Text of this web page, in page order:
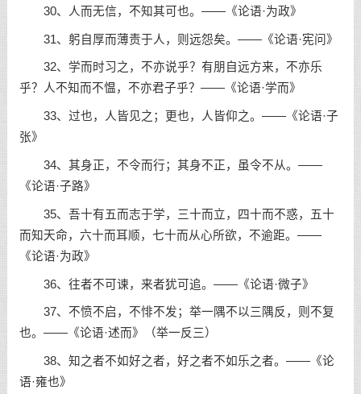
30、人而无信，不知其可也。——《论语·为政》
31、躬自厚而薄责于人，则远怨矣。——《论语·宪问》
32、学而时习之，不亦说乎？有朋自远方来，不亦乐
乎？人不知而不愠，不亦君子乎？——《论语·学而》
33、过也，人皆见之；更也，人皆仰之。——《论语·子
张》
34、其身正，不令而行；其身不正，虽令不从。——
《论语·子路》
35、吾十有五而志于学，三十而立，四十而不惑，五十
而知天命，六十而耳顺，七十而从心所欲，不逾距。——
《论语·为政》
36、往者不可谏，来者犹可追。——《论语·微子》
37、不愤不启，不悱不发；举一隅不以三隅反，则不复
也。——《论语·述而》（举一反三）
38、知之者不如好之者，好之者不如乐之者。——《论
语·雍也》